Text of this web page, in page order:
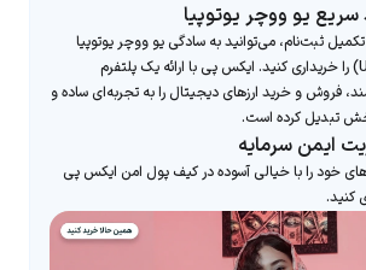
سریع یو ووچر یوتوپیا
ثبت‌نام، می‌توانید به سادگی یو ووچر یوتوپیا
(UUSD) را خریداری کنید. ایکس پی با ارائه یک پلتفرم
فروش و خرید ارزهای دیجیتال را به تجربه‌ای ساده و
تبدیل کرده است.
ایمن سرمایه
خود را با خیالی آسوده در کیف پول امن ایکس پی
کنید.